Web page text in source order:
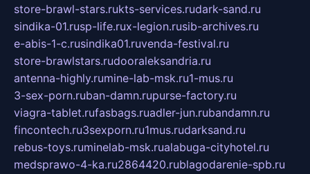
store-brawl-stars.rukts-services.rudark-sand.ru
sindika-01.rusp-life.rux-legion.rusib-archives.ru
e-abis-1-c.rusindika01.ruvenda-festival.ru
store-brawlstars.rudooraleksandria.ru
antenna-highly.rumine-lab-msk.ru1-mus.ru
3-sex-porn.ruban-damn.rupurse-factory.ru
viagra-tablet.rufasbags.ruadler-jun.rubandamn.ru
fincontech.ru3sexporn.ru1mus.rudarksand.ru
rebus-toys.ruminelab-msk.rualabuga-cityhotel.ru
medsprawo-4-ka.ru2864420.rublagodarenie-spb.ru